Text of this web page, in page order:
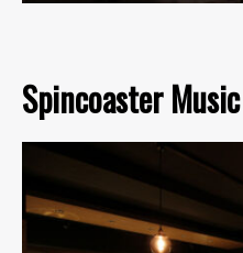
Spincoaster